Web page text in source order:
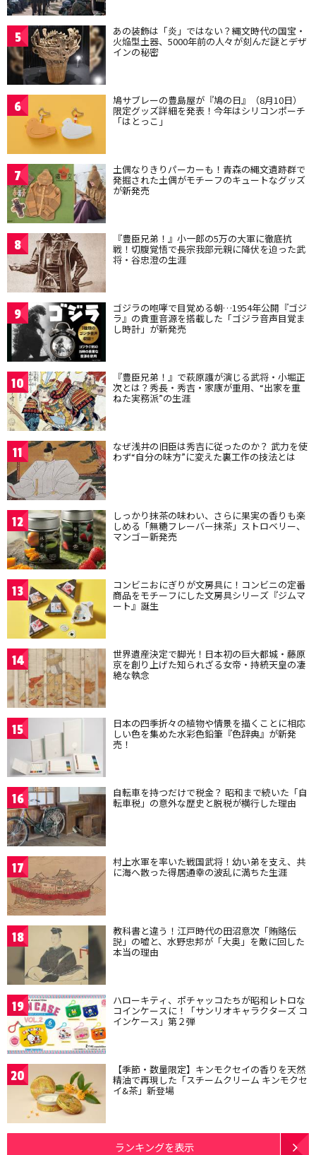
5 あの装飾は「炎」ではない？縄文時代の国宝・
火焔型土器、5000年前の人々が刻んだ謎とデザ
インの秘密
6 鳩サブレーの豊島屋が『鳩の日』（8月10日）
限定グッズ詳細を発表！今年はシリコンポーチ
「はとっこ」
7 土偶なりきりパーカーも！青森の縄文遺跡群で
発掘された土偶がモチーフのキュートなグッズ
が新発売
8 『豊臣兄弟！』小一郎の5万の大軍に徹底抗
戦！切腹覚悟で長宗我部元親に降伏を迫った武
将・谷忠澄の生涯
9 ゴジラの咆哮で目覚める朝…1954年公開『ゴジ
ラ』の貴重音源を搭載した「ゴジラ音声目覚ま
し時計」が新発売
10 『豊臣兄弟！』で萩原護が演じる武将・小堀正
次とは？秀長・秀吉・家康が重用、“出家を重
ねた実務派”の生涯
11 なぜ浅井の旧臣は秀吉に従ったのか？ 武力を使
わず“自分の味方”に変えた裏工作の技法とは
12 しっかり抹茶の味わい、さらに果実の香りも楽
しめる「無糖フレーバー抹茶」ストロベリー、
マンゴー新発売
13 コンビニおにぎりが文房具に！コンビニの定番
商品をモチーフにした文房具シリーズ『ジムマ
ート』誕生
14 世界遺産決定で脚光！日本初の巨大都城・藤原
京を創り上げた知られざる女帝・持統天皇の凄
絶な執念
15 日本の四季折々の植物や情景を描くことに相応
しい色を集めた水彩色鉛筆『色辞典』が新発
売！
16 自転車を持つだけで税金？ 昭和まで続いた「自
転車税」の意外な歴史と脱税が横行した理由
17 村上水軍を率いた戦国武将！幼い弟を支え、共
に海へ散った得居通幸の波乱に満ちた生涯
18 教科書と違う！江戸時代の田沼意次「賄賂伝
説」の嘘と、水野忠邦が「大奥」を敵に回した
本当の理由
19 ハローキティ、ポチャッコたちが昭和レトロな
コインケースに！「サンリオキャラクターズ コ
インケース」第２弾
20 【季節・数量限定】キンモクセイの香りを天然
精油で再現した「スチームクリーム キンモクセ
イ&茶」新登場
ランキングを表示